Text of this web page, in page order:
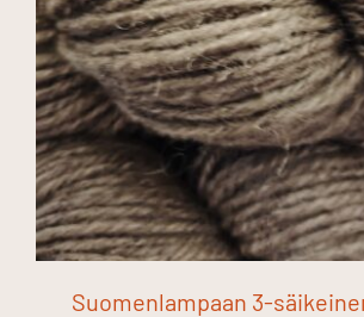
Suomenlampaan 3-